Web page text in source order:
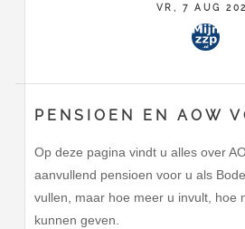
VR, 7 AUG
PENSIOEN EN AOW
Op deze pagina vindt u alles over
aanvullend pensioen voor u als
vullen, maar hoe meer u invult, hoe
kunnen geven.